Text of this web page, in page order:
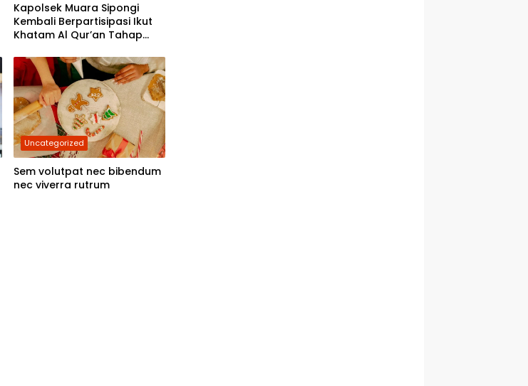
Kapolsek Muara Sipongi
Kembali Berpartisipasi Ikut
Khatam Al Qur’an Tahap
Masyarakat Untuk Terus
Berpartisipasi
Uncategorized
Sem volutpat nec bibendum
nec viverra rutrum